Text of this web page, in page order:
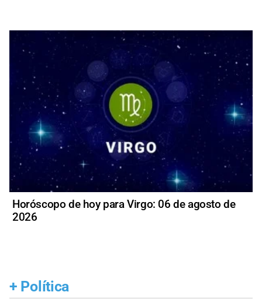
Horóscopo de hoy para Virgo: 06 de agosto de
2026
+ Política